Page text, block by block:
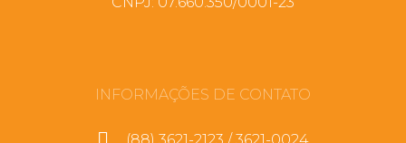
INFORMAÇÕES DE CONTATO